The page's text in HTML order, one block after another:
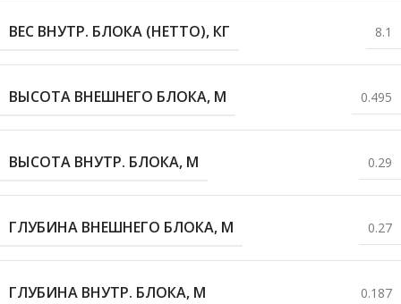
ВЕС ВНУТР. БЛОКА (НЕТТО), КГ 8.1
ВЫСОТА ВНЕШНЕГО БЛОКА, М 0.495
ВЫСОТА ВНУТР. БЛОКА, М 0.29
ГЛУБИНА ВНЕШНЕГО БЛОКА, М 0.27
ГЛУБИНА ВНУТР. БЛОКА, М 0.187